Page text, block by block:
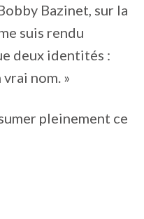
Bazinet, sur la
suis rendu
deux identités :
nom. »
pleinement ce